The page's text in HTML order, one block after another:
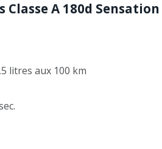
A 180d Sensation
litres aux 100 km